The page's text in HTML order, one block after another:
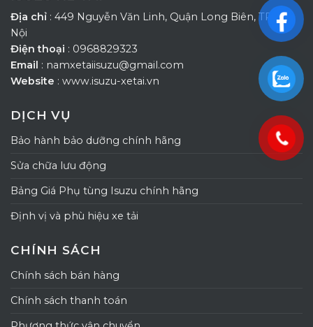
Địa chỉ : 449 Nguyễn Văn Linh, Quận Long Biên, TP Hà
Nội
Điện thoại : 0968829323
Email : namxetaiisuzu@gmail.com
Website : www.isuzu-xetai.vn
DỊCH VỤ
Bảo hành bảo dưỡng chính hãng
Sửa chữa lưu động
Bảng Giá Phụ tùng Isuzu chính hãng
Định vị và phù hiệu xe tải
CHÍNH SÁCH
Chính sách bán hàng
Chính sách thanh toán